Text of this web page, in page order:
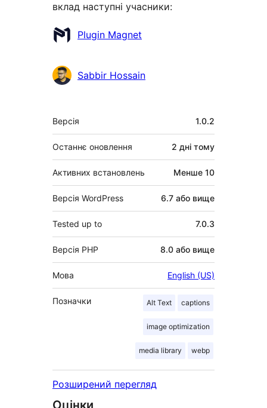
вклад наступні учасники:
УчасникиPlugin Magnet
Sabbir Hossain
Мета
Версія 1.0.2
Останнє оновлення 2 дні тому
Активних встановлень Менше 10
Версія WordPress 6.7 або вище
Tested up to 7.0.3
Версія PHP 8.0 або вище
Мова English (US)
Позначки Alt Text captions
image optimization
media library webp
Розширений перегляд